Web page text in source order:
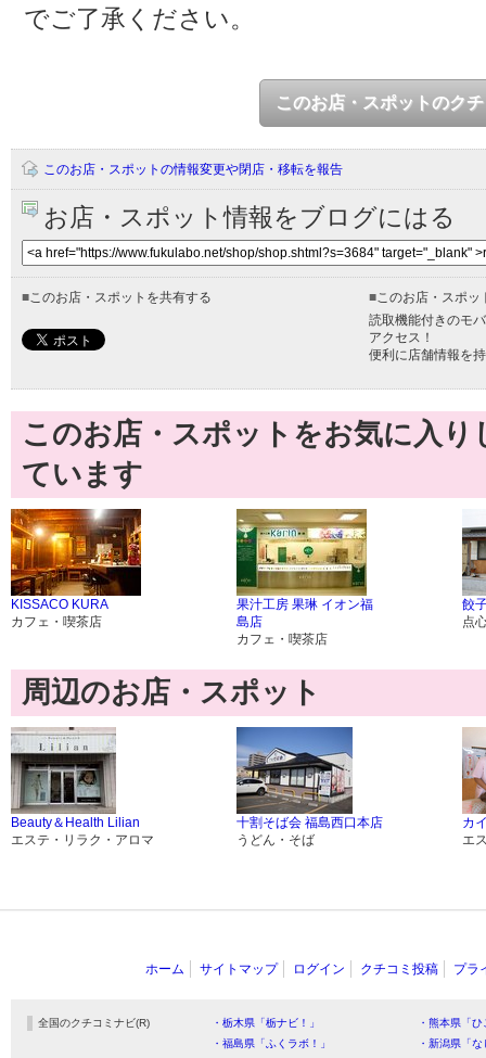
でご了承ください。
このお店・スポットのク
このお店・スポットの情報変更や閉店・移転を報告
お店・スポット情報をブログにはる
■このお店・スポットを共有する ■このお店・スポッ
読取機能付きのモ
アクセス！
便利に店舗情報を
このお店・スポットをお気に入
ています
KISSACO KURA
カフェ・喫茶店
果汁工房 果琳 イオン福
島店
カフェ・喫茶店
餃
点
周辺のお店・スポット
Beauty＆Health Lilian
エステ・リラク・アロマ
十割そば会 福島西口本店
うどん・そば
カ
エ
ホーム サイトマップ ログイン クチコミ投稿 プラ
全国のクチコミナビ(R) ・栃木県「栃ナビ！」
・熊本県「
・福島県「ふくラボ！」
・新潟県「